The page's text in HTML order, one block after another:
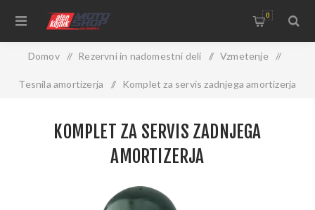
0
Domov / Rezervni in nadomestni deli / Vzmetenje /
Tesnila amortizerja / Komplet za servis zadnjega amortizerja
KOMPLET ZA SERVIS ZADNJEGA
AMORTIZERJA